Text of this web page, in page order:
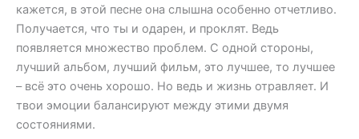
кажется, в этой песне она слышна особенно отчетливо.
Получается, что ты и одарен, и проклят. Ведь
появляется множество проблем. С одной стороны,
лучший альбом, лучший фильм, это лучшее, то лучшее
– всё это очень хорошо. Но ведь и жизнь отравляет. И
твои эмоции балансируют между этими двумя
состояниями.